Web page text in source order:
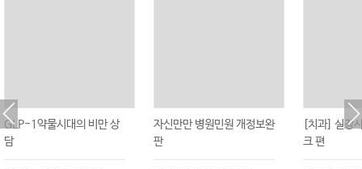
GLP-1약물시대의 비만 상
담
자신만만 병원민원 개정보완
판
[치과] 실장
크 편